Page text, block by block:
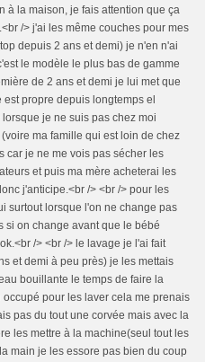
à la maison, je fais attention que ça
/> j'ai les même couches pour mes
depuis 2 ans et demi) je n'en n'ai
le modèle le plus bas de gamme
de 2 ans et demi je lui met que
propre depuis longtemps el
je ne suis pas chez moi
ma famille qui est loin de chez
car je ne me vois pas sécher les
et puis ma mère acheterai les
j'anticipe.<br /> <br /> pour les
surtout lorsque l'on ne change pas
si on change avant que le bébé
/> <br /> le lavage je l'ai fait
et demi à peu près) je les mettais
bouillante le temps de faire la
pour les laver cela me prenais
pas du tout une corvée mais avec la
les mettre à la machine(seul tout les
main je les essore pas bien du coup